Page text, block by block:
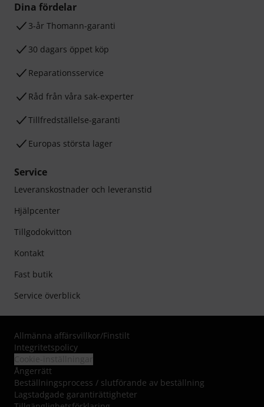
Dina fördelar
3-år Thomann-garanti
30 dagars öppet köp
Reparationsservice
Råd från våra sak-experter
Tillfredställelse-garanti
Europas största lager
Service
Leveranskostnader och leveranstid
Hjälpcenter
Tillgodokvitton
Kontakt
Fast butik
Service överblick
Allmänna affärsvillkor/Finstilt
Integritetspolicy
Ångerrätt
Beställningsprocess / slutförande av beställning
Lagstadgade garantirättigheter